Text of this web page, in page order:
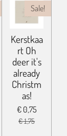
Sale!
Kerstkaa
rt Oh
deer it's
already
Christm
as!
€ 0,75
€ 1,75